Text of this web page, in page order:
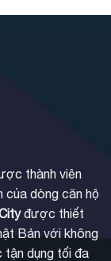
thành viên
dòng căn hộ
được thiết
Bản với không
tận dụng tối đa